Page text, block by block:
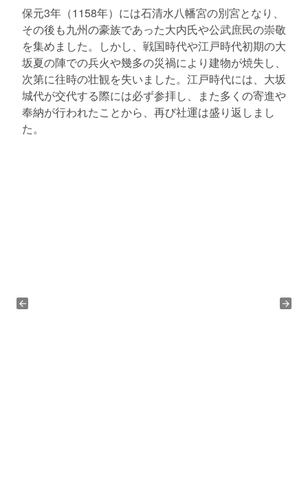
保元3年（1158年）には石清水八幡宮の別宮となり、
その後も九州の豪族であった大内氏や公武庶民の崇敬
を集めました。しかし、戦国時代や江戸時代初期の大
坂夏の陣での兵火や幾多の災禍により建物が焼失し、
次第に往時の壮観を失いました。江戸時代には、大坂
城代が交代する際には必ず参拝し、また多くの寄進や
奉納が行われたことから、再び社運は盛り返しまし
た。